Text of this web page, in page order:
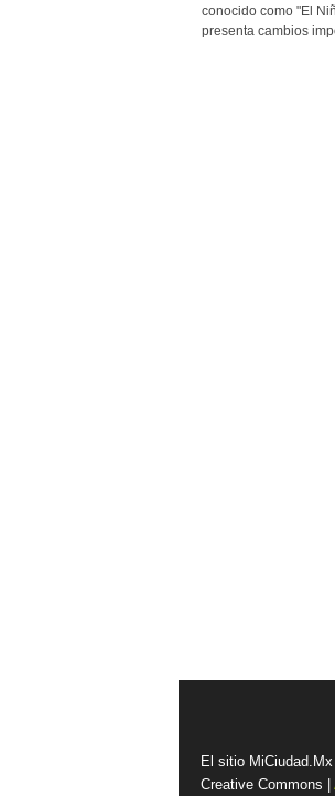
conocido como "El
presenta cambios
El sitio
Creative Commons |